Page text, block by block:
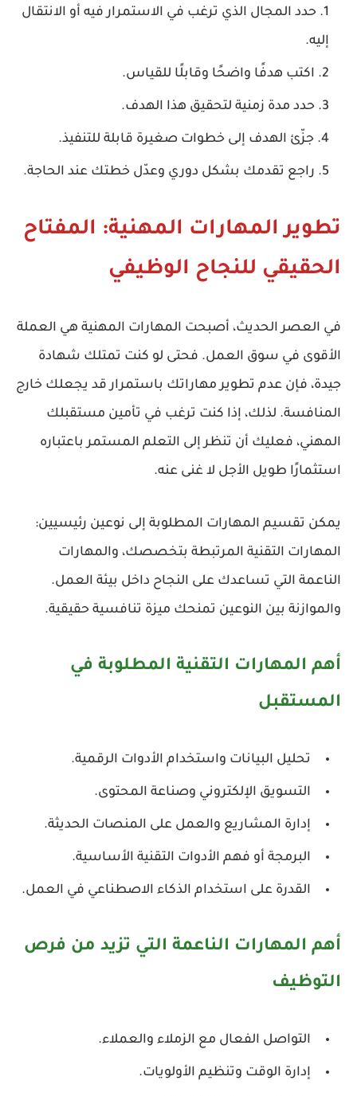
حدد المجال الذي ترغب في الاستمرار فيه أو الانتقال
إليه.
اكتب هدفًا واضحًا وقابلًا للقياس.
حدد مدة زمنية لتحقيق هذا الهدف.
جزّئ الهدف إلى خطوات صغيرة قابلة للتنفيذ.
راجع تقدمك بشكل دوري وعدّل خطتك عند الحاجة.
تطوير المهارات المهنية: المفتاح
الحقيقي للنجاح الوظيفي
في العصر الحديث، أصبحت المهارات المهنية هي العملة
الأقوى في سوق العمل. فحتى لو كنت تمتلك شهادة
جيدة، فإن عدم تطوير مهاراتك باستمرار قد يجعلك خارج
المنافسة. لذلك، إذا كنت ترغب في تأمين مستقبلك
المهني، فعليك أن تنظر إلى التعلم المستمر باعتباره
استثمارًا طويل الأجل لا غنى عنه.
يمكن تقسيم المهارات المطلوبة إلى نوعين رئيسيين:
المهارات التقنية المرتبطة بتخصصك، والمهارات
الناعمة التي تساعدك على النجاح داخل بيئة العمل.
والموازنة بين النوعين تمنحك ميزة تنافسية حقيقية.
أهم المهارات التقنية المطلوبة في
المستقبل
تحليل البيانات واستخدام الأدوات الرقمية.
التسويق الإلكتروني وصناعة المحتوى.
إدارة المشاريع والعمل على المنصات الحديثة.
البرمجة أو فهم الأدوات التقنية الأساسية.
القدرة على استخدام الذكاء الاصطناعي في العمل.
أهم المهارات الناعمة التي تزيد من فرص
التوظيف
التواصل الفعال مع الزملاء والعملاء.
إدارة الوقت وتنظيم الأولويات.